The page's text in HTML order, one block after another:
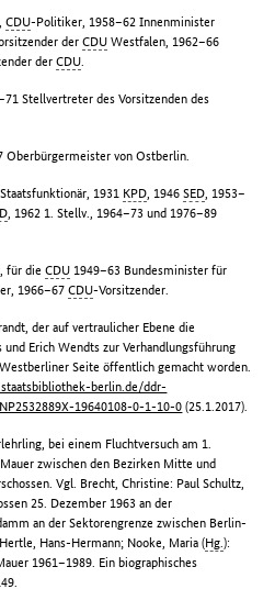
CDU-Politiker, 1958–62 Innenminister
derCDU Westfalen, 1962–66
derCDU.
Stellvertreter des Vorsitzenden des
Oberbürgermeister von Ostberlin.
1931 KPD, 1946SED, 1953–
, 1962 1. Stellv., 1964–73 und 1976–89
für dieCDU 1949–63 Bundesminister für
1966–67CDU-Vorsitzender.
der auf vertraulicher Ebene die
Erich Wendts zur Verhandlungsführung
Seite öffentlich gemacht worden.
berlin.de/ddr-
19640108-0-1-10-0 (25.1.2017).
bei einem Fluchtversuch am 1.
zwischen den Bezirken Mitte und
Vgl. Brecht, Christine: Paul Schultz,
25. Dezember 1963 an der
an der Sektorengrenze zwischen Berlin-
Hans-Hermann; Nooke, Maria (Hg.):
1961–1989. Ein biographisches